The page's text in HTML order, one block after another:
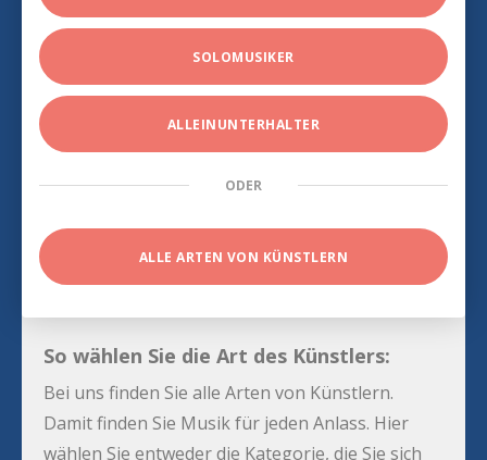
SOLOMUSIKER
ALLEINUNTERHALTER
ODER
ALLE ARTEN VON KÜNSTLERN
So wählen Sie die Art des Künstlers:
Bei uns finden Sie alle Arten von Künstlern.
Damit finden Sie Musik für jeden Anlass. Hier
wählen Sie entweder die Kategorie, die Sie sich